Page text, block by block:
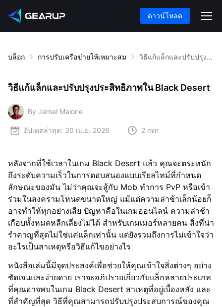
ดาวน์โหลด
บล็อก การปรับเครือข่ายให้เหมาะสม วิธีแก้แล็กและปรับปรุงประสิทธิภาพใน Black Desert
วิธีแก้แล็กและปรับปรุงประสิทธิภาพใน Black Desert
By Jamal Malone
อัปเดตล่าสุด: 30 เม.ย. 2026 2 min
หลังจากที่ใช้เวลาในเกม Black Desert แล้ว คุณจะตระหนัก
ถึงระดับความเร็วในการตอบสนองแบบเรียลไทม์ที่กำหนด
ลักษณะของมัน ไม่ว่าคุณจะสู้กับ Mob ทำการ PvP หรือเข้า
ร่วมในสงครามโหนดขนาดใหญ่ แม้แต่ความล่าช้าเล็กน้อยก็
อาจทำให้ทุกอย่างเสีย ปัญหาคือในเกมออนไลน์ ความล่าช้า
เกือบทั้งหมดหลีกเลี่ยงไม่ได้ สำหรับเกมเมอร์หลายคน สิ่งที่น่า
รำคาญที่สุดไม่ใช่แค่แล็กเท่านั้น แต่ยังรวมถึงการไม่เข้าใจว่า
อะไรเป็นสาเหตุหรือวิธีแก้ไขอย่างไร
หนังสือเล่มนี้มีจุดประสงค์เพื่อช่วยให้คุณเข้าใจสิ่งต่างๆ อย่าง
ชัดเจนและง่ายดาย เราจะอภิปรายเกี่ยวกับแล็กหลายประเภท
ที่คุณอาจพบในเกม Black Desert สาเหตุที่อยู่เบื้องหลัง และ
ที่สำคัญที่สุด วิธีที่คุณสามารถปรับปรุงประสบการณ์ของคุณ